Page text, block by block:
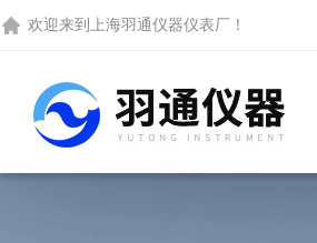
欢迎来到 上海羽通仪器仪表厂 ！